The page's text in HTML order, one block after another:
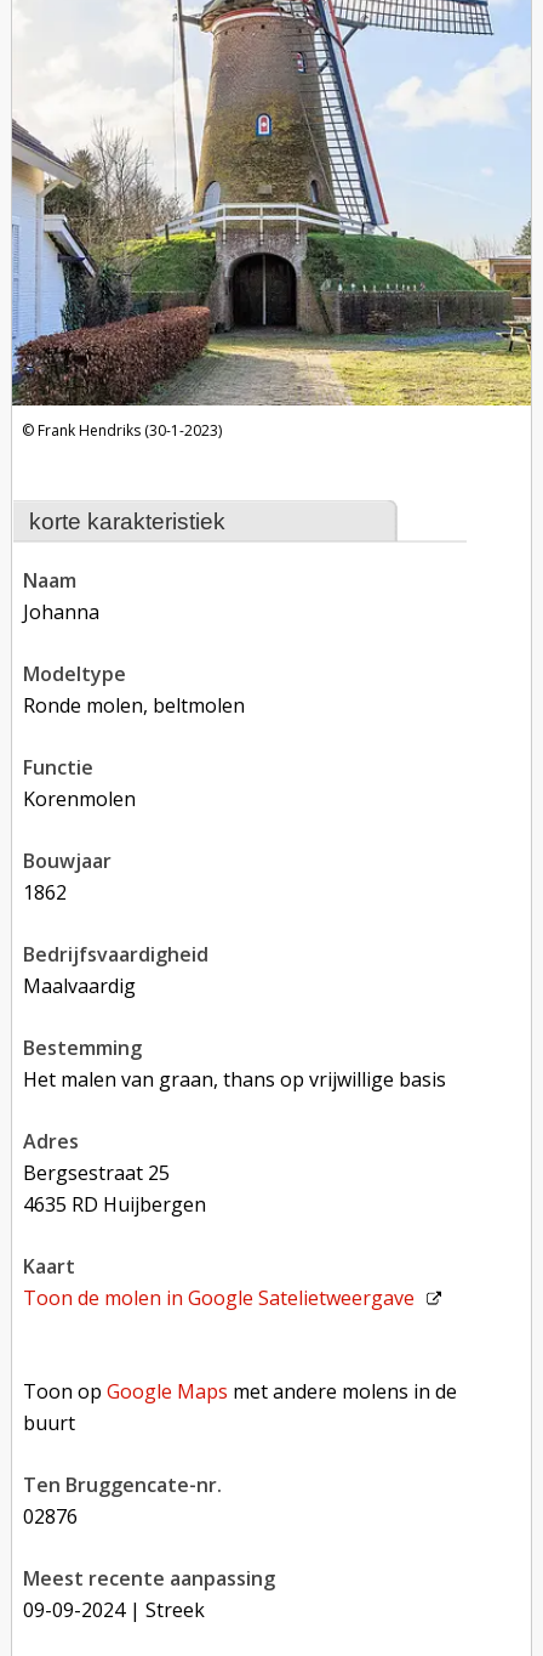
korte karakteristiek
naam
Johanna
modeltype
Ronde molen, beltmolen
functie
korenmolen
bouwjaar
1862
bedrijfsvaardigheid
Maalvaardig
bestemming
Het malen van graan, thans op vrijwillige basis
adres
Bergsestraat 25
4635 RD Huijbergen
kaart
Toon de molen inGoogle Satelietweergave
Toon opGoogle Maps met andere molens in de
buurt
Ten Bruggencate-nr.
02876
Meest recente aanpassing
09-09-2024| Streek
Frank Hendriks (30-1-2023)